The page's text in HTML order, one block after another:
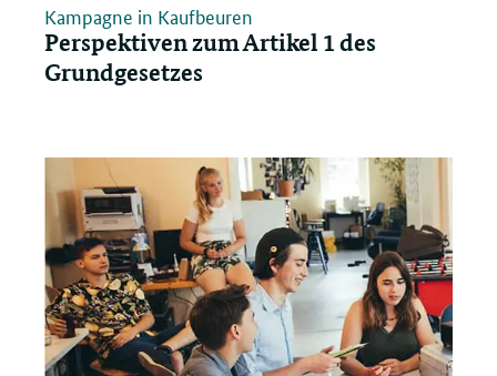
Kampagne in Kaufbeuren
Perspektiven zum Artikel 1 des
Grundgesetzes